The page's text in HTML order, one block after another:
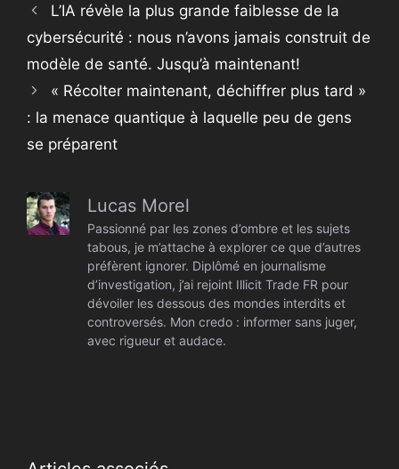
L’IA révèle la plus grande faiblesse de la
cybersécurité : nous n’avons jamais construit de
modèle de santé. Jusqu’à maintenant!
« Récolter maintenant, déchiffrer plus tard »
: la menace quantique à laquelle peu de gens
se préparent
Lucas Morel
Passionné par les zones d’ombre et les sujets
tabous, je m’attache à explorer ce que d’autres
préfèrent ignorer. Diplômé en journalisme
d’investigation, j’ai rejoint Illicit Trade FR pour
dévoiler les dessous des mondes interdits et
controversés. Mon credo : informer sans juger,
avec rigueur et audace.